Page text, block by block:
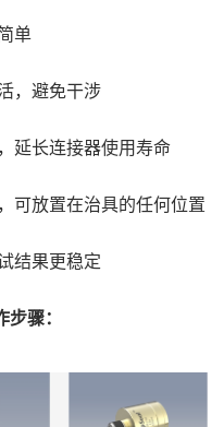
单
，避免干涉
长连接器使用寿命
放置在治具的任何位置
结果更稳定
骤：